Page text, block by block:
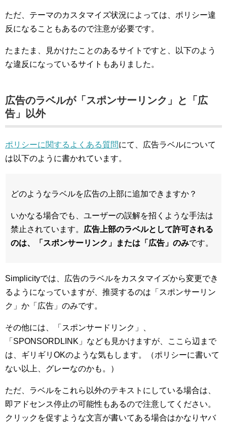
ただ、テーマのカスタマイズ状況によっては、ポリシー違
反になることもあるので注意が必要です。
たまたま、見かけたことのあるサイトですと、以下のよう
な違反になっているサイトもありました。
広告のラベルが「スポンサーリンク」と「広
告」以外
ポリシーに関するよくある質問にて、広告ラベルについて
は以下のように書かれています。
どのようなラベルを広告の上部に追加できますか？
いかなる場合でも、ユーザーの誤解を招くような手法は
禁止されています。 広告上部のラベルとして許可される
のは、「スポンサーリンク」または「広告」のみです。
Simplicityでは、広告のラベルをカスタマイズから変更でき
るようになっていますが、推奨するのは「スポンサーリン
ク」か「広告」のみです。
その他には、「スポンサードリンク」、
「SPONSORDLINK」なども見かけますが、ここら辺まで
は、ギリギリOKのような気もします。（ポリシーに書いて
ない以上、グレーなのかも。）
ただ、ラベルをこれら以外のテキストにしている場合は、
即アドセンス停止の可能性もあるので注意してください。
クリックを促すような文言が書いてある場合はかなりヤバ